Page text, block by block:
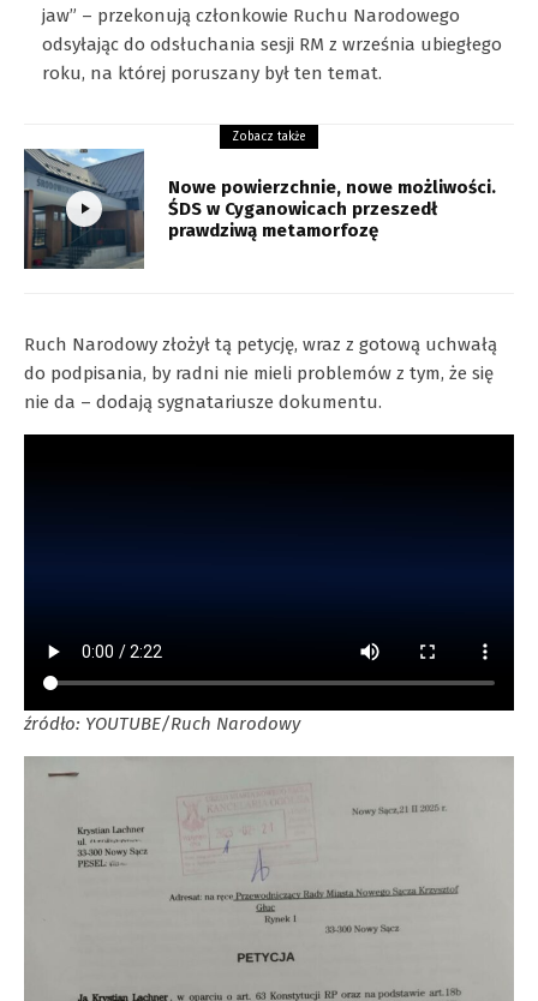
jaw” – przekonują członkowie Ruchu Narodowego
odsyłając do odsłuchania sesji RM z września ubiegłego
roku, na której poruszany był ten temat.
Zobacz także
Nowe powierzchnie, nowe możliwości.
ŚDS w Cyganowicach przeszedł
prawdziwą metamorfozę
Ruch Narodowy złożył tą petycję, wraz z gotową uchwałą
do podpisania, by radni nie mieli problemów z tym, że się
nie da – dodają sygnatariusze dokumentu.
źródło: YOUTUBE/Ruch Narodowy